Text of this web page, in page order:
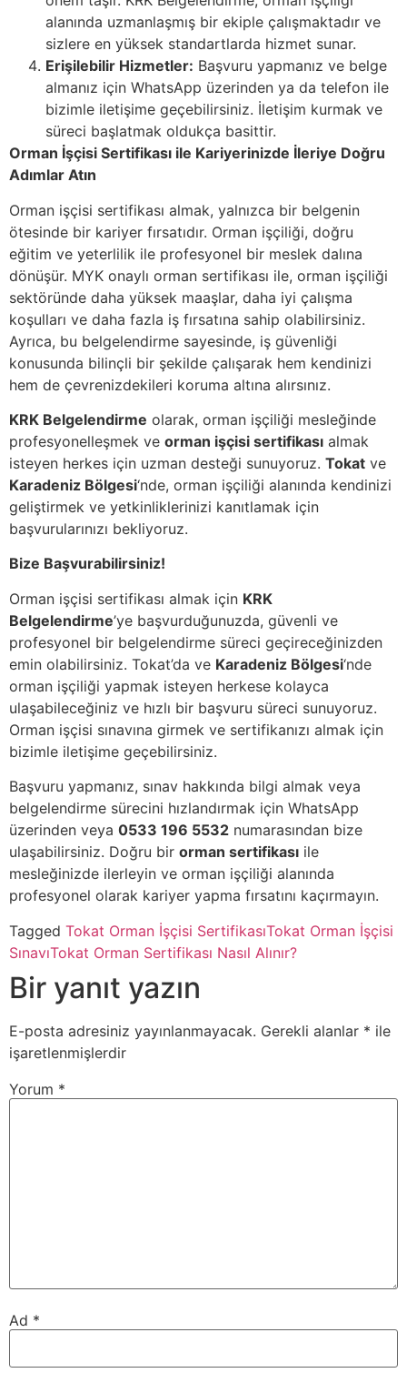
alanında uzmanlaşmış bir ekiple çalışmaktadır ve
sizlere en yüksek standartlarda hizmet sunar.
Erişilebilir Hizmetler: Başvuru yapmanız ve belge
almanız için WhatsApp üzerinden ya da telefon ile
bizimle iletişime geçebilirsiniz. İletişim kurmak ve
süreci başlatmak oldukça basittir.
Orman İşçisi Sertifikası ile Kariyerinizde İleriye Doğru
Adımlar Atın
Orman işçisi sertifikası almak, yalnızca bir belgenin
ötesinde bir kariyer fırsatıdır. Orman işçiliği, doğru
eğitim ve yeterlilik ile profesyonel bir meslek dalına
dönüşür. MYK onaylı orman sertifikası ile, orman işçiliği
sektöründe daha yüksek maaşlar, daha iyi çalışma
koşulları ve daha fazla iş fırsatına sahip olabilirsiniz.
Ayrıca, bu belgelendirme sayesinde, iş güvenliği
konusunda bilinçli bir şekilde çalışarak hem kendinizi
hem de çevrenizdekileri koruma altına alırsınız.
KRK Belgelendirme olarak, orman işçiliği mesleğinde
profesyonelleşmek ve orman işçisi sertifikası almak
isteyen herkes için uzman desteği sunuyoruz. Tokat ve
Karadeniz Bölgesi‘nde, orman işçiliği alanında kendinizi
geliştirmek ve yetkinliklerinizi kanıtlamak için
başvurularınızı bekliyoruz.
Bize Başvurabilirsiniz!
Orman işçisi sertifikası almak için KRK
Belgelendirme’ye başvurduğunuzda, güvenli ve
profesyonel bir belgelendirme süreci geçireceğinizden
emin olabilirsiniz. Tokat’da ve Karadeniz Bölgesi‘nde
orman işçiliği yapmak isteyen herkese kolayca
ulaşabileceğiniz ve hızlı bir başvuru süreci sunuyoruz.
Orman işçisi sınavına girmek ve sertifikanızı almak için
bizimle iletişime geçebilirsiniz.
Başvuru yapmanız, sınav hakkında bilgi almak veya
belgelendirme sürecini hızlandırmak için WhatsApp
üzerinden veya 0533 196 5532 numarasından bize
ulaşabilirsiniz. Doğru bir orman sertifikası ile
mesleğinizde ilerleyin ve orman işçiliği alanında
profesyonel olarak kariyer yapma fırsatını kaçırmayın.
Tagged Tokat Orman İşçisi SertifikasıTokat Orman İşçisi
SınavıTokat Orman Sertifikası Nasıl Alınır?
Bir yanıt yazın
E-posta adresiniz yayınlanmayacak. Gerekli alanlar * ile
işaretlenmişlerdir
Yorum *
Ad *